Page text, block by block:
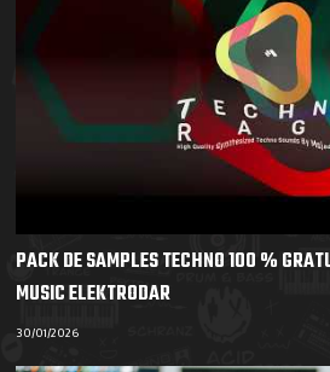
PACK DE SAMPLES TECHNO 100 %
MUSIC ELEKTRODAR
30/01/2026